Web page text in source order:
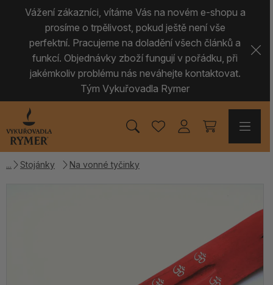
Vážení zákazníci, vítáme Vás na novém e-shopu a
prosíme o trpělivost, pokud ještě není vše
perfektní. Pracujeme na doladění všech článků a
funkcí. Objednávky zboží fungují v pořádku, při
jakémkoliv problému nás neváhejte kontaktovat.
Tým Vykuřovadla Rymer
Stojánky Na vonné tyčinky